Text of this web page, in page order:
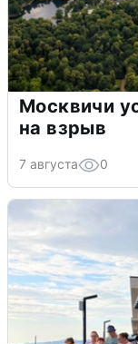
Москвичи
на взрыв
7 августа 0